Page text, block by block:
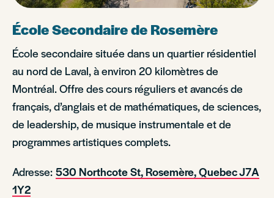
École Secondaire de Rosemère
École secondaire située dans un quartier résidentiel
au nord de Laval, à environ 20 kilomètres de
Montréal. Offre des cours réguliers et avancés de
français, d’anglais et de mathématiques, de sciences,
de leadership, de musique instrumentale et de
programmes artistiques complets.
Adresse: 530 Northcote St, Rosemère, Quebec J7A
1Y2